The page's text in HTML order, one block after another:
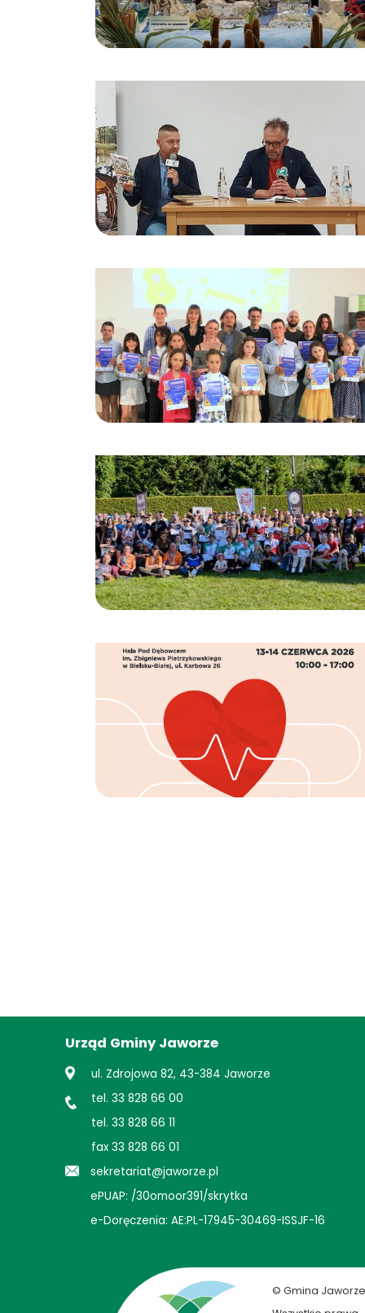
Urząd Gminy Jaworze
ul. Zdrojowa 82, 43-384 Jaworze
tel. 33 828 66 00
tel. 33 828 66 11
fax 33 828 66 01
sekretariat@jaworze.pl
ePUAP: /30omoor391/skrytka
e-Doręczenia: AE:PL-17945-30469-ISSJF-16
© Gmina Jaworze